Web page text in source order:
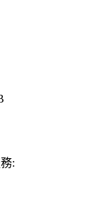
: